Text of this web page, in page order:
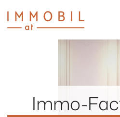
content
Immo-